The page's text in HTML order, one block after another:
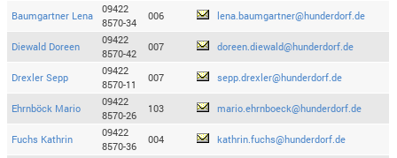
Baumgartner Lena
09422
8570-34
006 lena.baumgartner@hunderdorf.de
Diewald Doreen
09422
8570-42
007 doreen.diewald@hunderdorf.de
Drexler Sepp
09422
8570-11
007 sepp.drexler@hunderdorf.de
Ehrnböck Mario
09422
8570-26
103 mario.ehrnboeck@hunderdorf.de
Fuchs Kathrin
09422
8570-36
004 kathrin.fuchs@hunderdorf.de